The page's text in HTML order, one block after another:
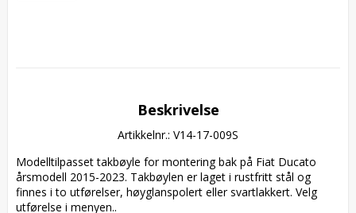
Beskrivelse
Artikkelnr.: V14-17-009S
Modelltilpasset takbøyle for montering bak på Fiat Ducato
årsmodell 2015-2023. Takbøylen er laget i rustfritt stål og
finnes i to utførelser, høyglanspolert eller svartlakkert. Velg
utførelse i menyen..